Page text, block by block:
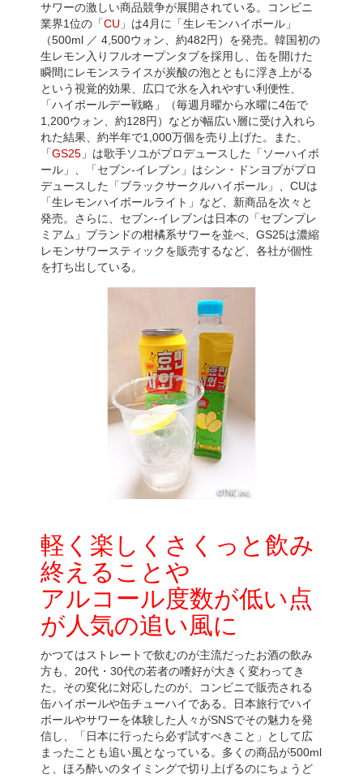
サワーの激しい商品競争が展開されている。コンビニ
業界1位の「CU 」は4月に「生レモンハイボール」
（500ml ／ 4,500ウォン、約482円）を発売。韓国初の
生レモン入りフルオープンタブを採用し、缶を開けた
瞬間にレモンスライスが炭酸の泡とともに浮き上がる
という視覚的効果、広口で氷を入れやすい利便性、
「ハイボールデー戦略」（毎週月曜から水曜に4缶で
1,200ウォン、約128円）などが幅広い層に受け入れら
れた結果、約半年で1,000万個を売り上げた。また、
「GS25 」は歌手ソユがプロデュースした「ソーハイボ
ール」、「セブン-イレブン」はシン・ドンヨプがプロ
デュースした「ブラックサークルハイボール」、CUは
「生レモンハイボールライト」など、新商品を次々と
発売。さらに、セブン-イレブンは日本の「セブンプレ
ミアム」ブランドの柑橘系サワーを並べ、GS25は濃縮
レモンサワースティックを販売するなど、各社が個性
を打ち出している。
軽く楽しくさくっと飲み
終えることや
アルコール度数が低い点
が人気の追い風に
かつてはストレートで飲むのが主流だったお酒の飲み
方も、20代・30代の若者の嗜好が大きく変わってき
た。その変化に対応したのが、コンビニで販売される
缶ハイボールや缶チューハイである。日本旅行でハイ
ボールやサワーを体験した人々がSNSでその魅力を発
信し、「日本に行ったら必ず試すべきこと」として広
まったことも追い風となっている。多くの商品が500ml
と、ほろ酔いのタイミングで切り上げるのにちょうど